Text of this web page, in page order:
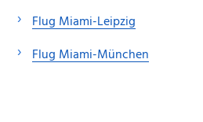
Flug Miami-Leipzig
Flug Miami-München